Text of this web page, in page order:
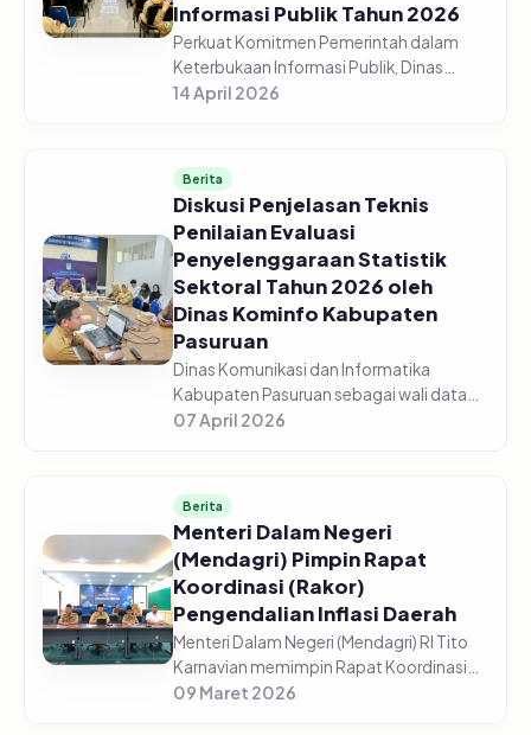
Informasi Publik Tahun 2026
Perkuat Komitmen Pemerintah dalam
Keterbukaan Informasi Publik, Dinas
Komunikasi dan Informatika Kabupaten
14 April 2026
Berita
Diskusi Penjelasan Teknis
Penilaian Evaluasi
Penyelenggaraan Statistik
Sektoral Tahun 2026 oleh
Dinas Kominfo Kabupaten
Pasuruan
Dinas Komunikasi dan Informatika
Kabupaten Pasuruan sebagai wali data
mengadakan Diskusi Bersama Tentang
07 April 2026
Berita
Menteri Dalam Negeri
(Mendagri) Pimpin Rapat
Koordinasi (Rakor)
Pengendalian Inflasi Daerah
Menteri Dalam Negeri (Mendagri) RI Tito
Karnavian memimpin Rapat Koordinasi
(Rakor) Pengendalian Inflasi Daerah dari
09 Maret 2026